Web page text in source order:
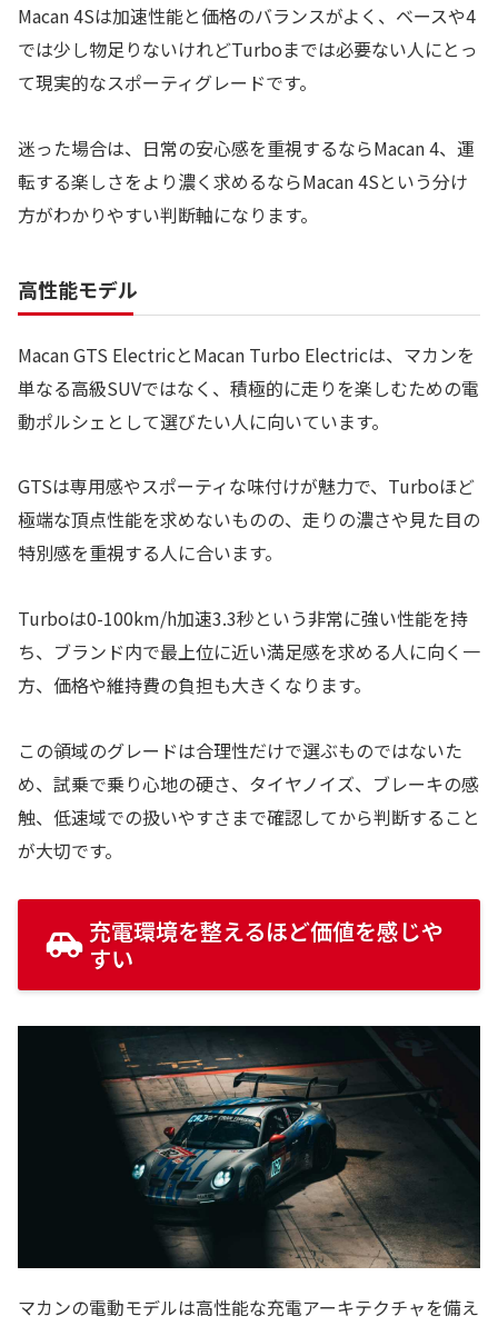
Macan 4Sは加速性能と価格のバランスがよく、ベースや4
では少し物足りないけれどTurboまでは必要ない人にとっ
て現実的なスポーティグレードです。
迷った場合は、日常の安心感を重視するならMacan 4、運
転する楽しさをより濃く求めるならMacan 4Sという分け
方がわかりやすい判断軸になります。
高性能モデル
Macan GTS ElectricとMacan Turbo Electricは、マカンを
単なる高級SUVではなく、積極的に走りを楽しむための電
動ポルシェとして選びたい人に向いています。
GTSは専用感やスポーティな味付けが魅力で、Turboほど
極端な頂点性能を求めないものの、走りの濃さや見た目の
特別感を重視する人に合います。
Turboは0-100km/h加速3.3秒という非常に強い性能を持
ち、ブランド内で最上位に近い満足感を求める人に向く一
方、価格や維持費の負担も大きくなります。
この領域のグレードは合理性だけで選ぶものではないた
め、試乗で乗り心地の硬さ、タイヤノイズ、ブレーキの感
触、低速域での扱いやすさまで確認してから判断すること
が大切です。
充電環境を整えるほど価値を感じや
すい
マカンの電動モデルは高性能な充電アーキテクチャを備え